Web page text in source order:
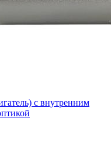
с внутренним